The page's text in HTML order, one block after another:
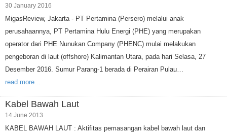
30 January 2016
MigasReview, Jakarta - PT Pertamina (Persero) melalui anak
perusahaannya, PT Pertamina Hulu Energi (PHE) yang merupakan
operator dari PHE Nunukan Company (PHENC) mulai melakukan
pengeboran di laut (offshore) Kalimantan Utara, pada hari Selasa, 27
Desember 2016. Sumur Parang-1 berada di Perairan Pulau…
read more...
Kabel Bawah Laut
14 June 2013
KABEL BAWAH LAUT : Aktifitas pemasangan kabel bawah laut dan